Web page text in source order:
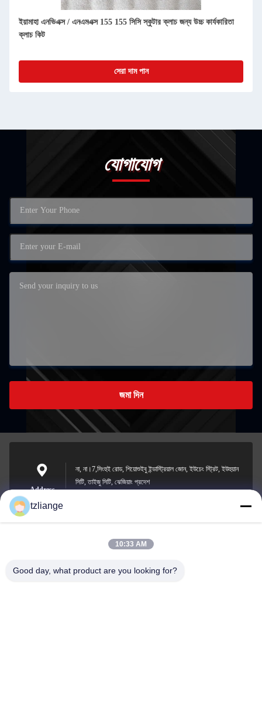
ইয়ামাহা এনভিএক্স / এনএমএক্স 155 155 সিসি স্কুটার ক্লাচ জন্য উচ্চ কার্যকারিতা
ক্লাচ কিট
সেরা দাম পান
যোগাযোগ
জমা দিন
Address
না, না।7,সিংহুই রোড, শিয়োশুইবু ইন্ডাস্ট্রিয়াল জোন, ইউচেং স্ট্রিট, ইউহুয়ান
সিটি, তাইজু সিটি, ঝেজিয়াং প্রদেশ
E-mail
szp.szp@163.com
tzliange
10:33 AM
Good day, what product are you looking for?